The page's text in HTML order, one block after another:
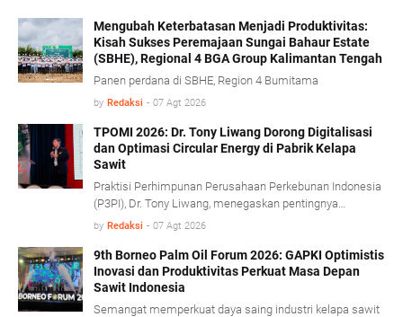
Mengubah Keterbatasan Menjadi Produktivitas:
Kisah Sukses Peremajaan Sungai Bahaur Estate
(SBHE), Regional 4 BGA Group Kalimantan Tengah
Panen perdana di SBHE, Region 4 Bumitama
by Redaksi - 07 Agt 2026
TPOMI 2026: Dr. Tony Liwang Dorong Digitalisasi
dan Optimasi Circular Energy di Pabrik Kelapa
Sawit
Praktisi Perhimpunan Perusahaan Perkebunan Indonesia
(P3PI), Dr. Tony Liwang, menegaskan pentingnya
pemanfaatan teknologi modern dalam pengawasan
(circular energy).
by Redaksi - 07 Agt 2026
9th Borneo Palm Oil Forum 2026: GAPKI Optimistis
Inovasi dan Produktivitas Perkuat Masa Depan
Sawit Indonesia
Semangat memperkuat daya saing industri kelapa sawit